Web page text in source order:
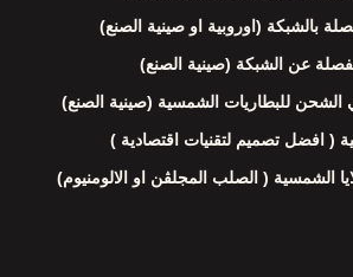
بالشبكة (اوروبية او صينية الصنع)
عن الشبكة (صينية الصنع)
للبطاريات الشمسية (صينية الصنع)
( افضل تصميم لتقنيات اقتصادية )
الشمسية ( الصلب المجلڤن او الالومنيوم)